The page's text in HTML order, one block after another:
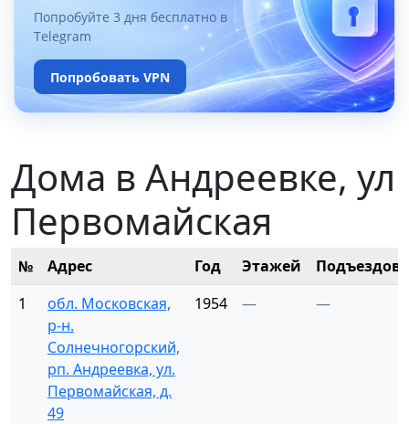
Попробуйте 3 дня бесплатно в
Telegram
Попробовать VPN
Дома в Андреевке, ул
Первомайская
№ Адрес Год Этажей
Подъездов
1
обл. Московская,
р-н.
Солнечногорский,
рп. Андреевка, ул.
Первомайская, д.
49
1954 — —